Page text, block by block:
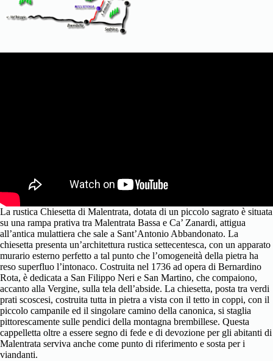
La rustica Chiesetta di Malentrata, dotata di un piccolo sagrato è situata
su una rampa prativa tra Malentrata Bassa e Ca’ Zanardi, attigua
all’antica mulattiera che sale a Sant’Antonio Abbandonato. La
chiesetta presenta un’architettura rustica settecentesca, con un apparato
murario esterno perfetto a tal punto che l’omogeneità della pietra ha
reso superfluo l’intonaco. Costruita nel 1736 ad opera di Bernardino
Rota, è dedicata a San Filippo Neri e San Martino, che compaiono,
accanto alla Vergine, sulla tela dell’abside. La chiesetta, posta tra verdi
prati scoscesi, costruita tutta in pietra a vista con il tetto in coppi, con il
piccolo campanile ed il singolare camino della canonica, si staglia
pittorescamente sulle pendici della montagna brembillese. Questa
cappelletta oltre a essere segno di fede e di devozione per gli abitanti di
Malentrata serviva anche come punto di riferimento e sosta per i
viandanti.